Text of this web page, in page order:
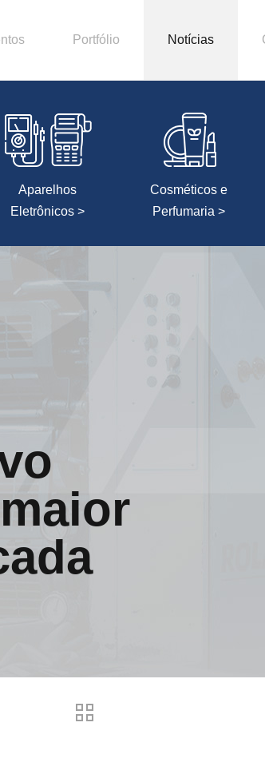
Portfólio Notícias
Aparelhos
Eletrônicos >
Cosméticos e
Perfumaria >